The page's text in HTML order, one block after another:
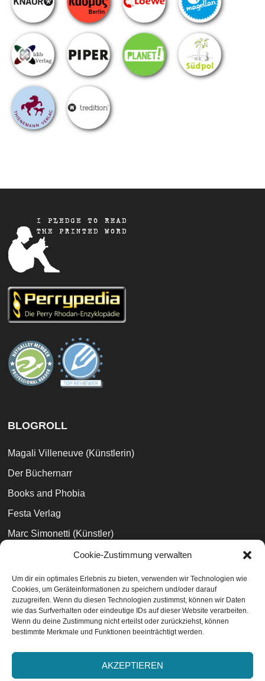
Cookie-Zustimmung verwalten
Um dir ein optimales Erlebnis zu bieten, verwenden wir Technologien wie
Cookies, um Geräteinformationen zu speichern und/oder darauf
zuzugreifen. Wenn du diesen Technologien zustimmst, können wir Daten
wie das Surfverhalten oder eindeutige IDs auf dieser Website verarbeiten.
Wenn du deine Zustimmung nicht erteilst oder zurückziehst, können
bestimmte Merkmale und Funktionen beeinträchtigt werden.
AKZEPTIEREN
BLOGROLL
Magali Villeneuve (Künstlerin)
Der Büchernarr
Books and Phobia
Festa Verlag
Marc Simonetti (Künstler)
EasyPeasyBooks
Bibliophilara
Peter V. Brett
EU-Cookie-Richtlinie